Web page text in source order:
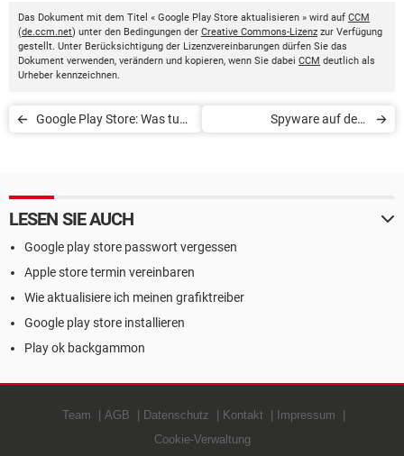
Das Dokument mit dem Titel « Google Play Store aktualisieren » wird auf CCM
(de.ccm.net) unter den Bedingungen der Creative Commons-Lizenz zur Verfügung
gestellt. Unter Berücksichtigung der Lizenzvereinbarungen dürfen Sie das
Dokument verwenden, verändern und kopieren, wenn Sie dabei CCM deutlich als
Urheber kennzeichnen.
Google Play Store: Was tun
Spyware auf dem
LESEN SIE AUCH
Google play store passwort vergessen
Apple store termin vereinbaren
Wie aktualisiere ich meinen grafiktreiber
Google play store installieren
Play ok backgammon
Team AGB Datenschutz Kontakt
Impressum
Cookie-Verwaltung